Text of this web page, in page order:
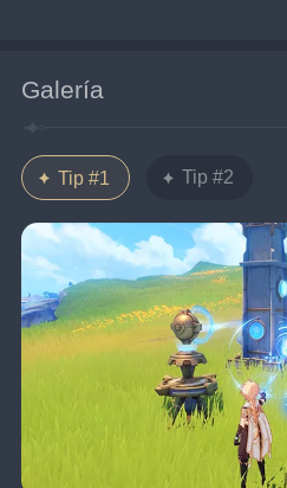
Galería
Tip #1 Tip #2